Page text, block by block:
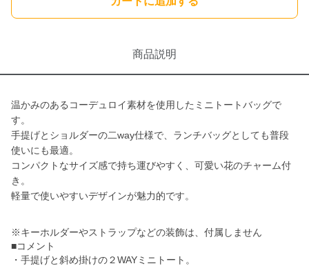
商品説明
温かみのあるコーデュロイ素材を使用したミニトートバッグで
す。
手提げとショルダーの二way仕様で、ランチバッグとしても普段
使いにも最適。
コンパクトなサイズ感で持ち運びやすく、可愛い花のチャーム付
き。
軽量で使いやすいデザインが魅力的です。
※キーホルダーやストラップなどの装飾は、付属しません
■コメント
・手提げと斜め掛けの２WAYミニトート。